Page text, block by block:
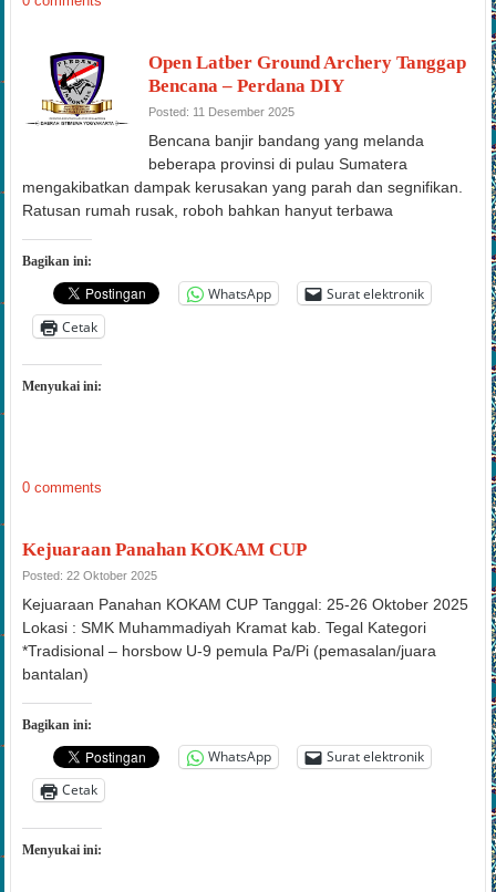
Open Latber Ground Archery Tanggap
Bencana – Perdana DIY
Posted: 11 Desember 2025
Bencana banjir bandang yang melanda
beberapa provinsi di pulau Sumatera
mengakibatkan dampak kerusakan yang parah dan segnifikan.
Ratusan rumah rusak, roboh bahkan hanyut terbawa
Bagikan ini:
WhatsApp
Surat elektronik
Cetak
Menyukai ini:
0 comments
Kejuaraan Panahan KOKAM CUP
Posted: 22 Oktober 2025
Kejuaraan Panahan KOKAM CUP Tanggal: 25-26 Oktober 2025
Lokasi : SMK Muhammadiyah Kramat kab. Tegal Kategori
*Tradisional – horsbow U-9 pemula Pa/Pi (pemasalan/juara
bantalan)
Bagikan ini:
WhatsApp
Surat elektronik
Cetak
Menyukai ini: